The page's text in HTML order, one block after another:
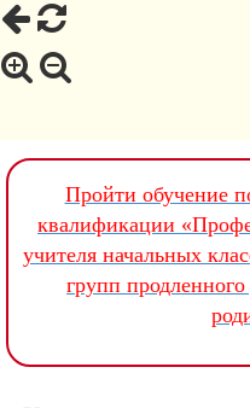
Пройти обучение
квалификации
учителя начальных
групп